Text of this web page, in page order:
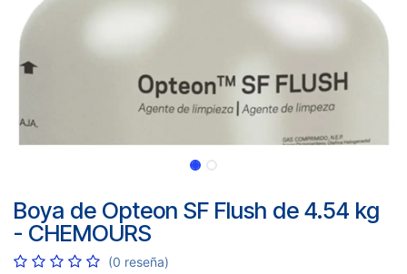
Boya de Opteon SF Flush de 4.54 kg
- CHEMOURS
(0 reseña)